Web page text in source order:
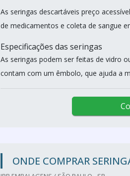
As seringas descartáveis preço
de medicamentos e coleta de sangue
Especificações das seringas
As seringas podem ser feitas de vidro
contam com um êmbolo, que ajuda a
ONDE COMPRAR